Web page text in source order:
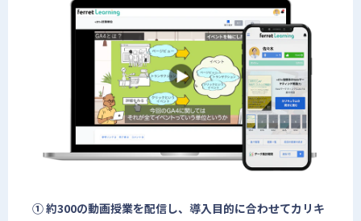
① 約300の動画授業を配信し、導入目的に合わせてカリキ